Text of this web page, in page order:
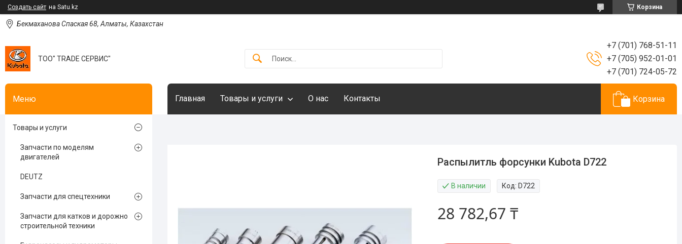
Создать сайт на Satu.kz Корзина
Бекмаханова Спаская 68, Алматы, Казахстан
ТОО" TRADE СЕРВИС"
+7 (701) 768-51-11
+7 (705) 952-01-01
+7 (701) 724-05-72
Главная Товары и услуги О нас Контакты Корзина
Распылитль форсунки Kubota D722
В наличии Код: D722
28 782,67 ₸
Товары и услуги
Запчасти по моделям
двигателей
DEUTZ
Запчасти для спецтехники
Запчасти для катков и дорожно
строительной техники